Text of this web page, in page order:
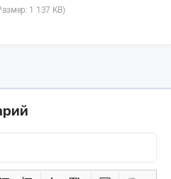
1 137 KB)